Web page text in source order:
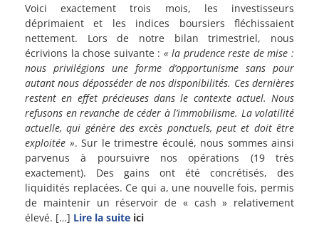
Voici exactement trois mois, les investisseurs
déprimaient et les indices boursiers fléchissaient
nettement. Lors de notre bilan trimestriel, nous
écrivions la chose suivante : « la prudence reste de mise :
nous privilégions une forme d’opportunisme sans pour
autant nous déposséder de nos disponibilités. Ces dernières
restent en effet précieuses dans le contexte actuel. Nous
refusons en revanche de céder à l’immobilisme. La volatilité
actuelle, qui génère des excès ponctuels, peut et doit être
exploitée ». Sur le trimestre écoulé, nous sommes ainsi
parvenus à poursuivre nos opérations (19 très
exactement). Des gains ont été concrétisés, des
liquidités replacées. Ce qui a, une nouvelle fois, permis
de maintenir un réservoir de « cash » relativement
élevé. […] Lire la suite ici